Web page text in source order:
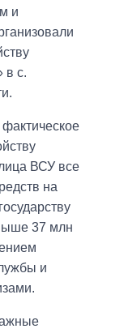
и
в с.
ВСУ все
на
37 млн
и